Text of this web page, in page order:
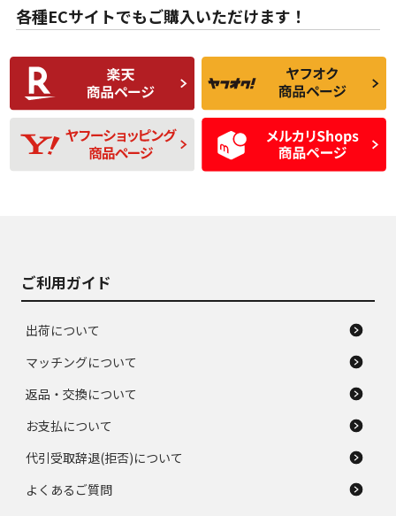
な中古品
んどない中古品
C
比較的きれいな中古
品
C
られるが、使用に問
題のない中古品
D
使用感や目立つ傷が
あり、一般的な中古
品
D
残り溝も少なく、偏
磨耗がみられ、短期
間使用できるくらい
の中古品
各種ECサイトでもご購入いただけます！
ご利用ガイド
出荷について
マッチングについて
返品・交換について
お支払について
代引受取辞退(拒否)について
よくあるご質問